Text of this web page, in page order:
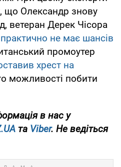
що Олександр знову
ветеран Дерек Чісора
не має шансів
промоутер
хрест на
можливості побити
в нас у
та Viber. Не ведіться